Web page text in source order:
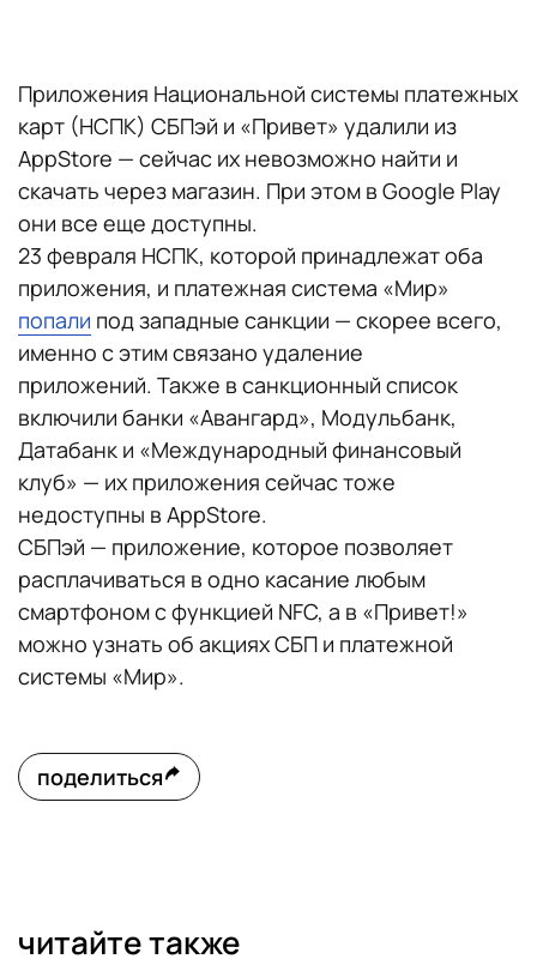
Приложения Национальной системы платежных
карт (НСПК) СБПэй и «Привет» удалили из
AppStore — сейчас их невозможно найти и
скачать через магазин. При этом в Google Play
они все еще доступны.
23 февраля НСПК, которой принадлежат оба
приложения, и платежная система «Мир»
попали под западные санкции — скорее всего,
именно с этим связано удаление
приложений. Также в санкционный список
включили банки «Авангард», Модульбанк,
Датабанк и «Международный финансовый
клуб» — их приложения сейчас тоже
недоступны в AppStore.
СБПэй — приложение, которое позволяет
расплачиваться в одно касание любым
смартфоном с функцией NFC, а в «Привет!»
можно узнать об акциях СБП и платежной
системы «Мир».
поделиться
читайте также